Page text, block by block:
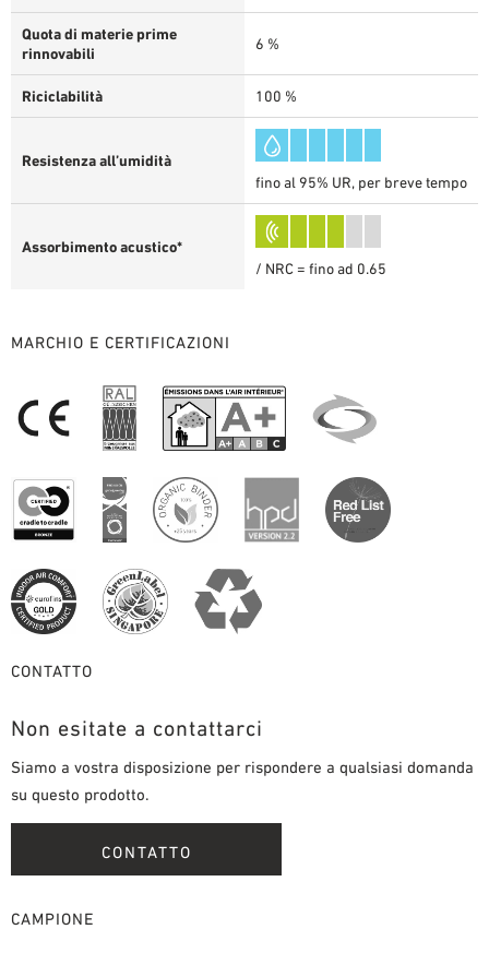
Quota di materie prime
rinnovabili
6 %
Riciclabilità 100 %
Resistenza all’umidità
fino al 95% UR, per breve tempo
Assorbimento acustico*
/ NRC = fino ad 0.65
MARCHIO E CERTIFICAZIONI
CONTATTO
Non esitate a contattarci
Siamo a vostra disposizione per rispondere a qualsiasi domanda
su questo prodotto.
CONTATTO
CAMPIONE